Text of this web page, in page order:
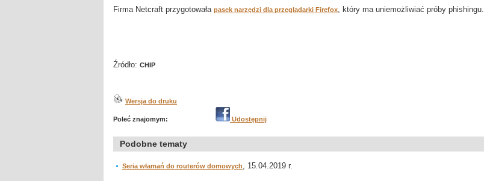
Firma Netcraft przygotowała pasek narzędzi dla przeglądarki Firefox, który ma uniemożliwiać próby phishingu.
Źródło: CHIP
Wersja do druku
Poleć znajomym: Udostępnij
Podobne tematy
Seria włamań do routerów domowych, 15.04.2019 r.